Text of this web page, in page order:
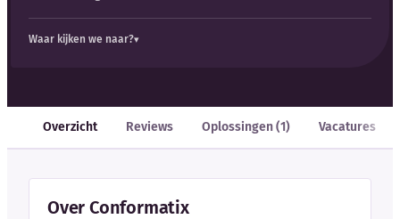
Waar kijken we naar?
Overzicht Reviews Oplossingen (1) Vacatures
Over Conformatix